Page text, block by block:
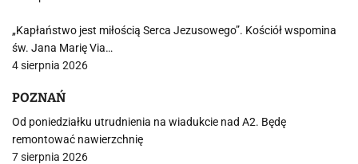
„Kapłaństwo jest miłością Serca Jezusowego”. Kościół wspomina
św. Jana Marię Via…
4 sierpnia 2026
POZNAŃ
Od poniedziałku utrudnienia na wiadukcie nad A2. Będę
remontować nawierzchnię
7 sierpnia 2026